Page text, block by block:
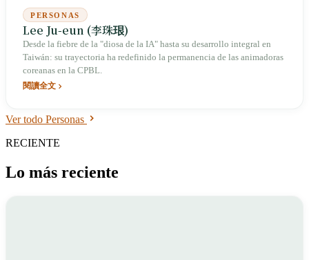
PERSONAS
Lee Ju-eun (李珠珢)
Desde la fiebre de la "diosa de la IA" hasta su desarrollo integral en
Taiwán: su trayectoria ha redefinido la permanencia de las animadoras
coreanas en la CPBL.
閱讀全文
Ver todo Personas
RECIENTE
Lo más reciente